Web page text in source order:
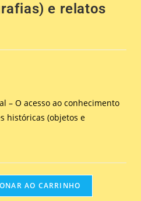
e relatos
– O acesso ao conhecimento
históricas (objetos e
AO CARRINHO